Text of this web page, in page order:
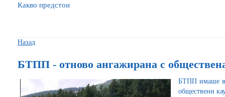
Какво предстои
Назад
БТПП - отново ангажирана с
БТПП имаше
обществени